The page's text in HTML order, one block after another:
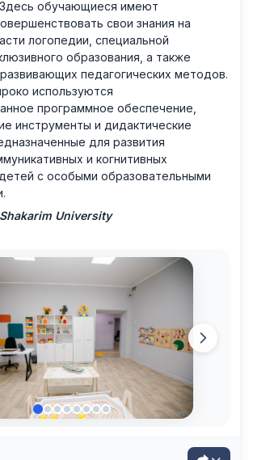
обучающиеся имеют
свои знания на
логопедии, специальной
образования, а также
педагогических методов.
используются
программное обеспечение,
инструменты и дидактические
для развития
и когнитивных
с особыми образовательными
University